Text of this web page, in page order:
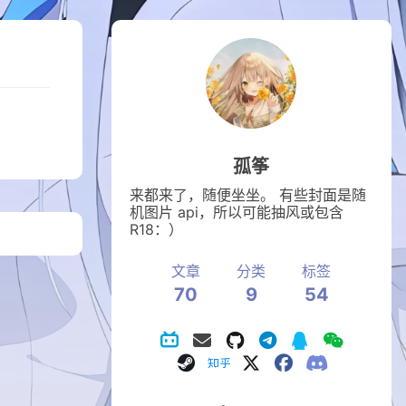
孤筝
来都来了，随便坐坐。 有些封面是随
机图片 api，所以可能抽风或包含
R18：）
文章
70
分类
9
标签
54